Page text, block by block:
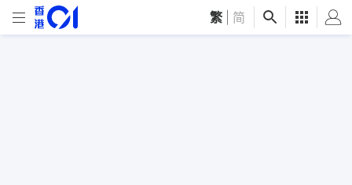
繁 简